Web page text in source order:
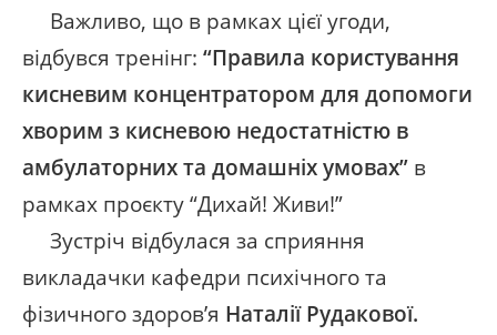
Важливо, що в рамках цієї угоди,
відбувся тренінг: “Правила користування
кисневим концентратором для допомоги
хворим з кисневою недостатністю в
амбулаторних та домашніх умовах” в
рамках проєкту “Дихай! Живи!”
Зустріч відбулася за сприяння
викладачки кафедри психічного та
фізичного здоров’я Наталії Рудакової.